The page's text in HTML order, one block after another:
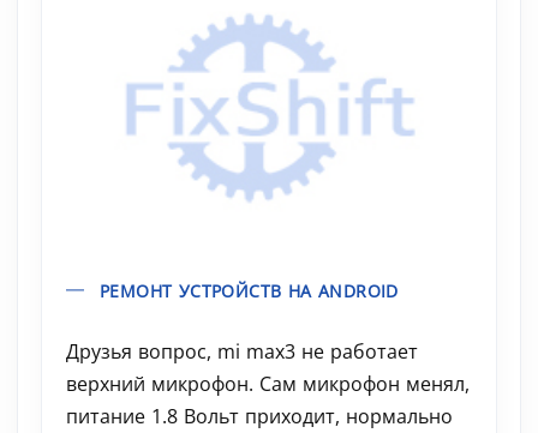
РЕМОНТ УСТРОЙСТВ НА ANDROID
Друзья вопрос, mi max3 не работает
верхний микрофон. Сам микрофон менял,
питание 1.8 Вольт приходит, нормально